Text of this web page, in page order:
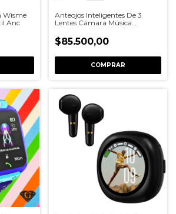
Wisme
Anc
Anteojos Inteligentes De 3
Lentes Cámara Música
$85.500,00